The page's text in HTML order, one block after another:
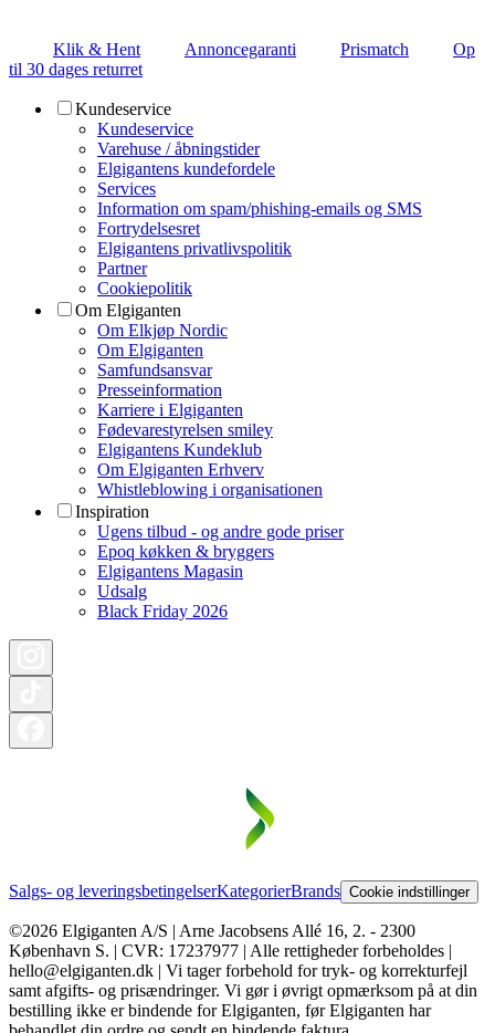
Klik & Hent Annoncegaranti Prismatch
Op
til 30 dages returret
Kundeservice
Kundeservice
Varehuse / åbningstider
Elgigantens kundefordele
Services
Information om spam/phishing-emails og SMS
Fortrydelsesret
Elgigantens privatlivspolitik
Partner
Cookiepolitik
Om Elgiganten
Om Elkjøp Nordic
Om Elgiganten
Samfundsansvar
Presseinformation
Karriere i Elgiganten
Fødevarestyrelsen smiley
Elgigantens Kundeklub
Om Elgiganten Erhverv
Whistleblowing i organisationen
Inspiration
Ugens tilbud - og andre gode priser
Epoq køkken & bryggers
Elgigantens Magasin
Udsalg
Black Friday 2026
Salgs- og leveringsbetingelserKategorierBrands Cookie indstillinger
©2026 Elgiganten A/S | Arne Jacobsens Allé 16, 2. - 2300
København S. | CVR: 17237977 | Alle rettigheder forbeholdes |
hello@elgiganten.dk | Vi tager forbehold for tryk- og korrekturfejl
samt afgifts- og prisændringer. Vi gør i øvrigt opmærksom på at din
bestilling ikke er bindende for Elgiganten, før Elgiganten har